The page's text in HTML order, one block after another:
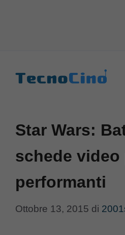
Star Wars:
schede video
performanti
Ottobre 13, 2015 di